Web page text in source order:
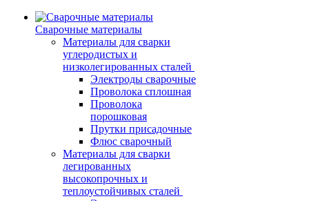
Сварочные материалы
Материалы для сварки
углеродистых и
низколегированных сталей
Электроды сварочные
Проволока сплошная
Проволока
порошковая
Прутки присадочные
Флюс сварочный
Материалы для сварки
легированных
высокопрочных и
теплоустойчивых сталей